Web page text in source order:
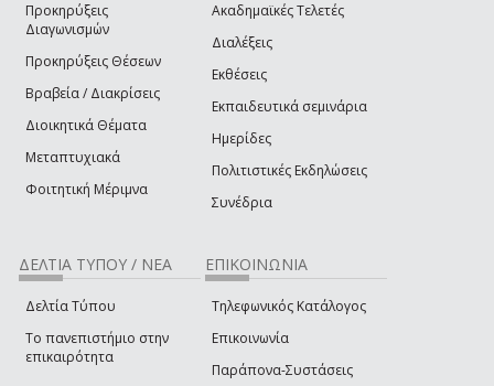
Προκηρύξεις
Διαγωνισμών
Προκηρύξεις Θέσεων
Βραβεία / Διακρίσεις
Διοικητικά Θέματα
Μεταπτυχιακά
Φοιτητική Μέριμνα
Ακαδημαϊκές Τελετές
Διαλέξεις
Εκθέσεις
Εκπαιδευτικά σεμινάρια
Ημερίδες
Πολιτιστικές Εκδηλώσεις
Συνέδρια
ΔΕΛΤΙΑ ΤΥΠΟΥ / ΝΕΑ
Δελτία Τύπου
Το πανεπιστήμιο στην
επικαιρότητα
ΕΠΙΚΟΙΝΩΝΙΑ
Τηλεφωνικός Κατάλογος
Επικοινωνία
Παράπονα-Συστάσεις